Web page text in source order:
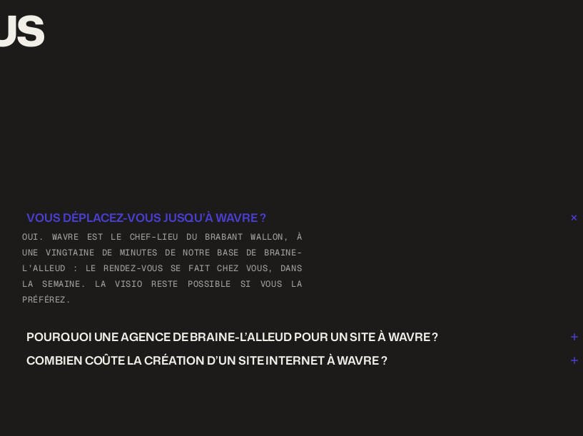
VOUS DÉPLACEZ-VOUS JUSQU’À WAVRE ?
OUI. WAVRE EST LE CHEF-LIEU DU BRABANT WALLON, À
UNE VINGTAINE DE MINUTES DE NOTRE BASE DE BRAINE-
L’ALLEUD : LE RENDEZ-VOUS SE FAIT CHEZ VOUS, DANS
LA SEMAINE. LA VISIO RESTE POSSIBLE SI VOUS LA
PRÉFÉREZ.
POURQUOI UNE AGENCE DE BRAINE-L’ALLEUD POUR UN SITE À WAVRE ? +
MÊME PROVINCE, MÊME TISSU DE COMMERCES ET DE
COMBIEN COÛTE LA CRÉATION D’UN SITE INTERNET À WAVRE ? +